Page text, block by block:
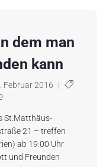
dem man
kann
Februar 2016 |
St.Matthäus-
21 – treffen
ab 19:00 Uhr
und Freunden